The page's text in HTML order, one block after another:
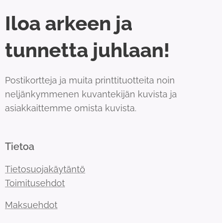
Iloa arkeen ja
tunnetta juhlaan!
Postikortteja ja muita printtituotteita noin
neljänkymmenen kuvantekijän kuvista ja
asiakkaittemme omista kuvista.
Tietoa
Tietosuojakäytäntö
Toimitusehdot
Maksuehdot